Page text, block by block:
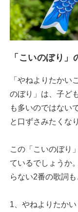
「こいのぼり」
「やねよりたかい
のぼり」は、子ど
も多いのではない
と口ずさみたくな
この「こいのぼり
ているでしょうか
らない2番の歌詞も
1、やねよりたか